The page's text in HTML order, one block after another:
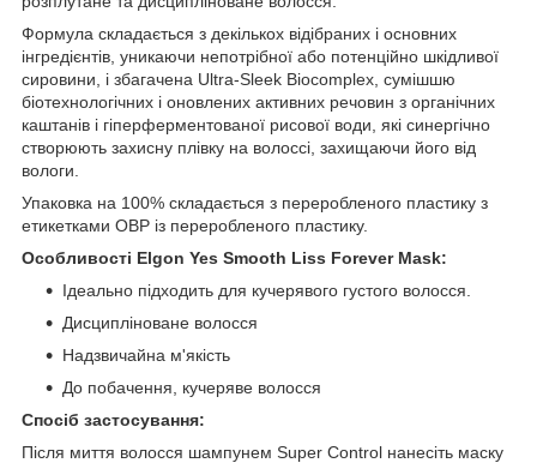
Формула складається з декількох відібраних і основних
інгредієнтів, уникаючи непотрібної або потенційно шкідливої
сировини, і збагачена Ultra-Sleek Biocomplex, сумішшю
біотехнологічних і оновлених активних речовин з органічних
каштанів і гіперферментованої рисової води, які синергічно
створюють захисну плівку на волоссі, захищаючи його від
вологи.
Упаковка на 100% складається з переробленого пластику з
етикетками OBP із переробленого пластику.
Особливості Elgon Yes Smooth Liss Forever Mask:
Ідеально підходить для кучерявого густого волосся.
Дисципліноване волосся
Надзвичайна м'якість
До побачення, кучеряве волосся
Спосіб застосування:
Після миття волосся шампунем Super Control нанесіть маску